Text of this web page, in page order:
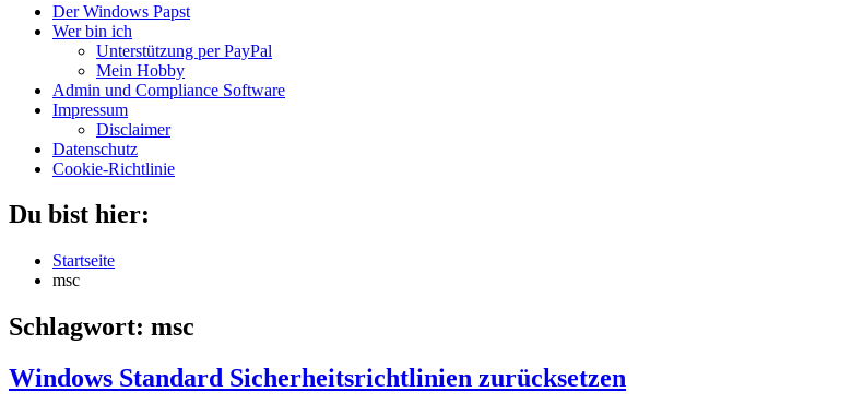
Der Windows Papst
Wer bin ich
Unterstützung per PayPal
Mein Hobby
Admin und Compliance Software
Impressum
Disclaimer
Datenschutz
Cookie-Richtlinie
Du bist hier:
Startseite
msc
Schlagwort: msc
Windows Standard Sicherheitsrichtlinien zurücksetzen